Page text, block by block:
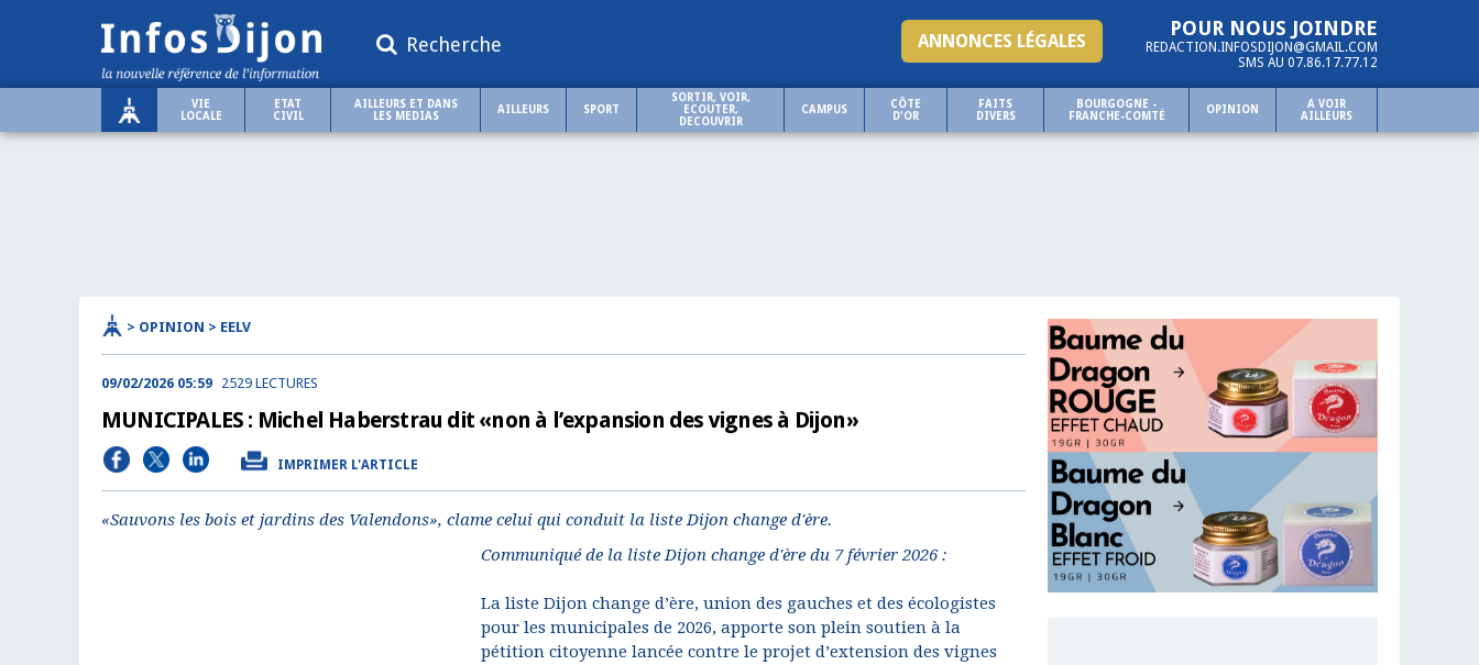
Recherche
POUR NOUS JOINDRE
REDACTION.INFOSDIJON@GMAIL.COM
SMS AU 07.86.17.77.12
ANNONCES LÉGALES
VIE
LOCALE
ETAT
CIVIL
AILLEURS ET DANS
LES MEDIAS
AILLEURS SPORT
SORTIR, VOIR,
ECOUTER,
DECOUVRIR
CAMPUS
CÔTE
D'OR
FAITS
DIVERS
BOURGOGNE -
FRANCHE-COMTÉ
OPINION
A VOIR
AILLEURS
> OPINION > EELV
09/02/2026 05:59 2529 LECTURES
MUNICIPALES : Michel Haberstrau dit «non à l’expansion des vignes à Dijon»
IMPRIMER L'ARTICLE
«Sauvons les bois et jardins des Valendons», clame celui qui conduit la liste Dijon change d'ère.
Communiqué de la liste Dijon change d'ère du 7 février 2026 :
La liste Dijon change d’ère, union des gauches et des écologistes
pour les municipales de 2026, apporte son plein soutien à la
pétition citoyenne lancée contre le projet d’extension des vignes